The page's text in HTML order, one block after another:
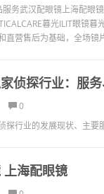
务武汉配眼镜上海配眼
暮光ILIT眼镜
直营售后为基础，全场
侦探行业：服
0
探行业的发展现状、主要
上海配眼镜